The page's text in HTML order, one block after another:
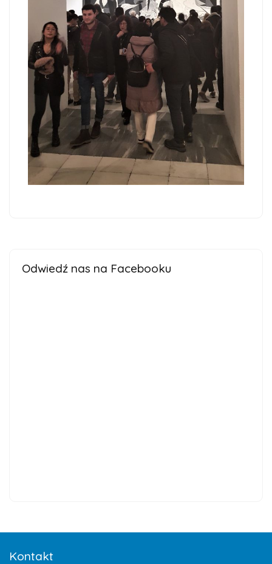
Odwiedź nas na Facebooku
Kontakt